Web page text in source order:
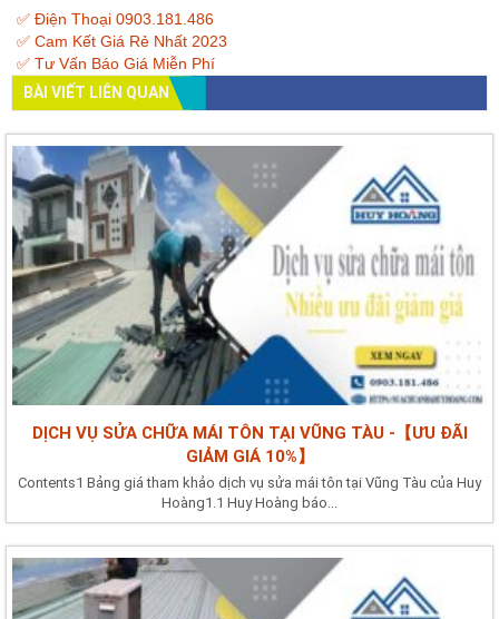
✅ Điện Thoại 0903.181.486
✅ Cam Kết Giá Rẻ Nhất 2023
✅ Tư Vấn Báo Giá Miễn Phí
BÀI VIẾT LIÊN QUAN
DỊCH VỤ SỬA CHỮA MÁI TÔN TẠI VŨNG TÀU -【ƯU ĐÃI
GIẢM GIÁ 10%】
Contents1 Bảng giá tham khảo dịch vụ sửa mái tôn tại Vũng Tàu của Huy
Hoàng1.1 Huy Hoàng báo...